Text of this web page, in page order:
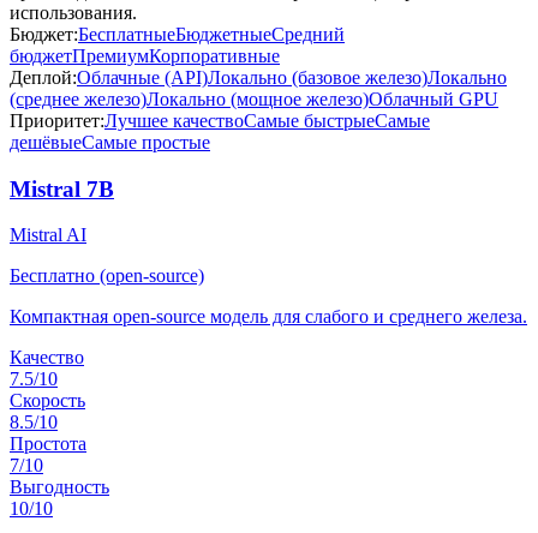
использования.
Бюджет:БесплатныеБюджетныеСредний
бюджетПремиумКорпоративные
Деплой:Облачные (API)Локально (базовое железо)Локально
(среднее железо)Локально (мощное железо)Облачный GPU
Приоритет:Лучшее качествоСамые быстрыеСамые
дешёвыеСамые простые
Mistral 7B
Mistral AI
Бесплатно (open-source)
Компактная open-source модель для слабого и среднего железа.
Качество
7.5/10
Скорость
8.5/10
Простота
7/10
Выгодность
10/10